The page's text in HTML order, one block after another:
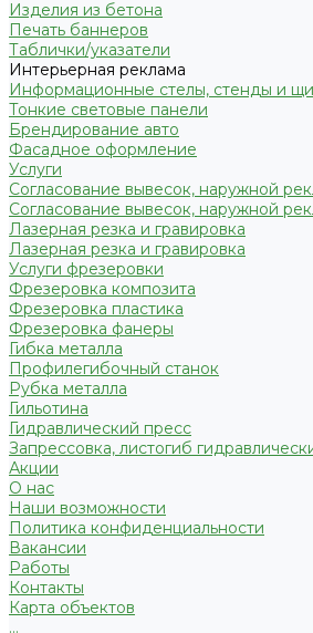
Изделия из бетона
Печать баннеров
Таблички/указатели
Интерьерная реклама
Информационные стелы, стенды и
Тонкие световые панели
Брендирование авто
Фасадное оформление
Услуги
Согласование вывесок, наружной
Согласование вывесок, наружной
Лазерная резка и гравировка
Лазерная резка и гравировка
Услуги фрезеровки
Фрезеровка композита
Фрезеровка пластика
Фрезеровка фанеры
Гибка металла
Профилегибочный станок
Рубка металла
Гильотина
Гидравлический пресс
Запрессовка, листогиб
Акции
О нас
Наши возможности
Политика конфиденциальности
Вакансии
Работы
Контакты
Карта объектов
...